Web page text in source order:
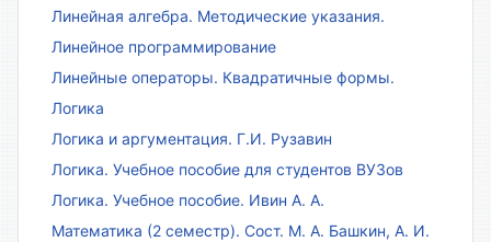
Линейная алгебра. Методические указания.
Линейное программирование
Линейные операторы. Квадратичные формы.
Логика
Логика и аргументация. Г.И. Рузавин
Логика. Учебное пособие для студентов ВУЗов
Логика. Учебное пособие. Ивин А. А.
Математика (2 семестр). Сост. М. А. Башкин, А. И.